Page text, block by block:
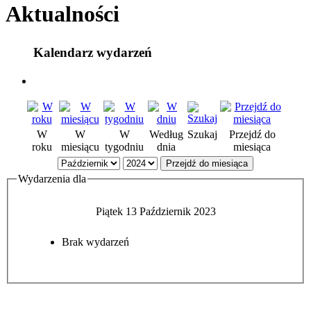
Aktualności
Kalendarz wydarzeń
W
roku
W
miesiącu
W
tygodniu
Według
dnia
Szukaj
Przejdź do
miesiąca
Przejdź do miesiąca
Wydarzenia dla
Piątek 13 Październik 2023
Brak wydarzeń